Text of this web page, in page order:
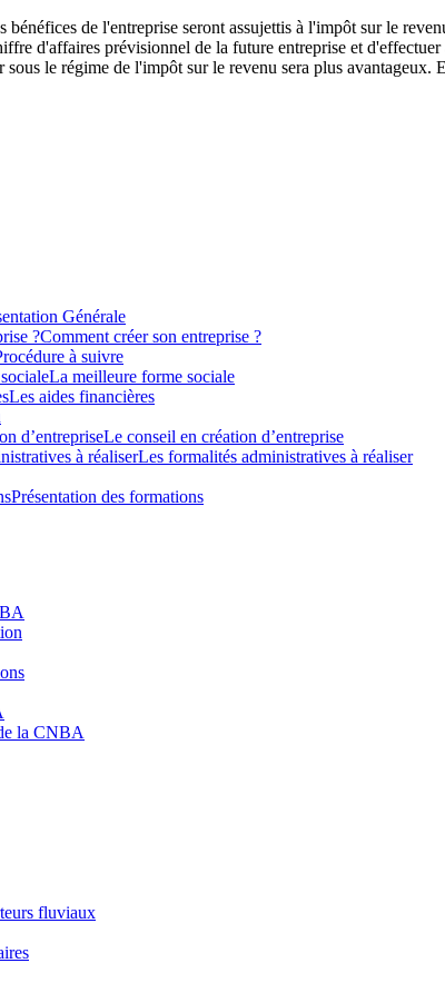
bénéfices de l'entreprise seront assujettis à l'impôt sur le
d'affaires prévisionnel de la future entreprise et
sous le régime de l'impôt sur le revenu sera plus
Générale
Comment créer son entreprise ?
à suivre
La meilleure forme sociale
Les aides financières
Le conseil en création d’entreprise
Les formalités administratives à réaliser
Présentation des formations
la CNBA
fluviaux